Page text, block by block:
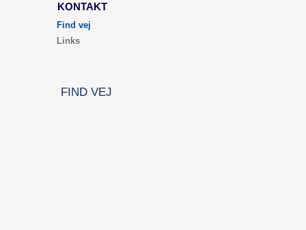
KONTAKT
Find vej
Links
FIND VEJ